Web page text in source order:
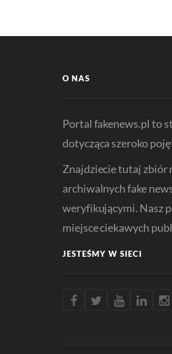
O NAS
Portal fakenews.pl to
dotycząca szeroko
Znajdziecie tutaj zbiór
archiwalnych fake
weryfikującymi. Nasz
miejsce ciekawych
JESTEŚMY W SIECI